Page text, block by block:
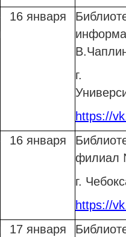
16 января
г.
https://
16 января
филиал
г.
https://
17 января